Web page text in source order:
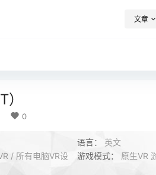
文章
0
语言： 英文
/ 所有电脑VR设
游戏模式： 原生VR